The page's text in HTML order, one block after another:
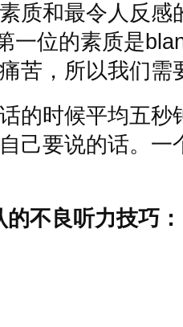
质和最令人反
一位的素质是
苦，所以我们需
的时候平均五
己要说的话。
不良听力技巧：